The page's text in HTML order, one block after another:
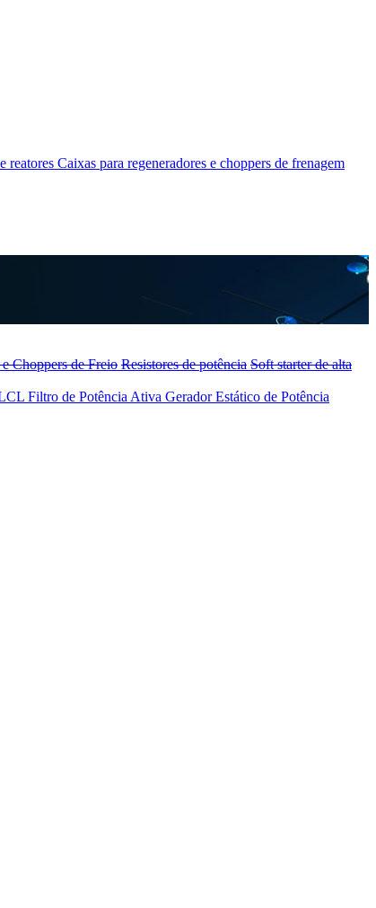
reatores Caixas para regeneradores e choppers de frenagem
Choppers de Freio Resistores de potência Soft starter de alta
Filtro de Potência Ativa Gerador Estático de Potência